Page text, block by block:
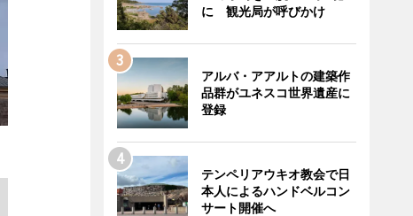
に 観光局が呼びかけ
アルバ・アアルトの建築作
品群がユネスコ世界遺産に
登録
テンペリアウキオ教会で日
本人によるハンドベルコン
サート開催へ